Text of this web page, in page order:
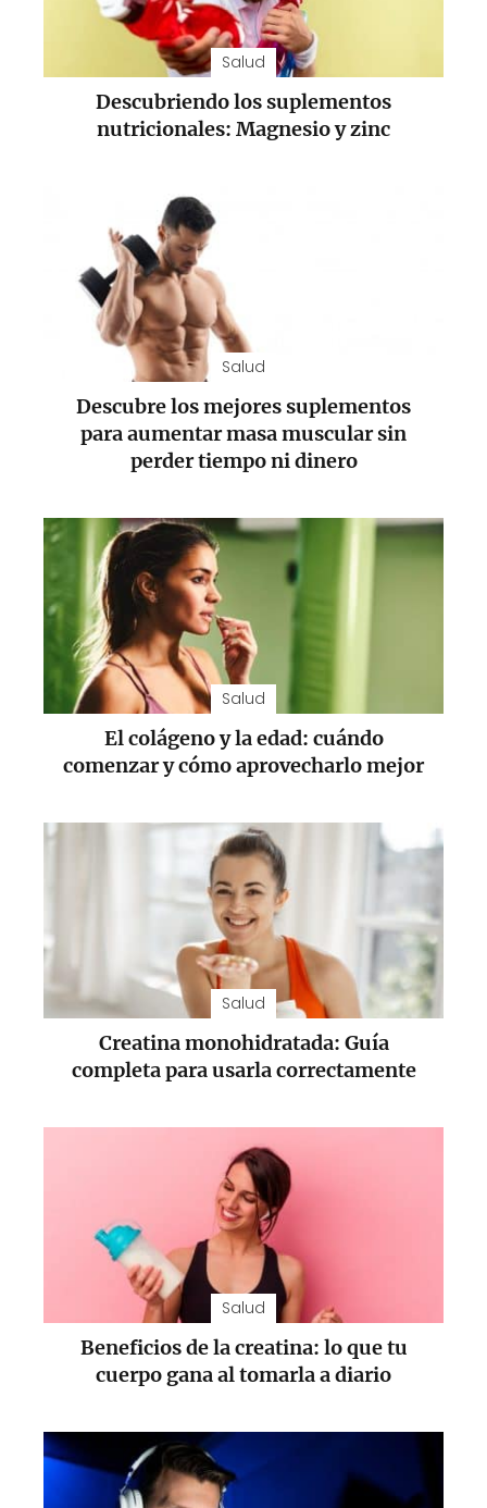
Salud
Descubriendo los suplementos
nutricionales: Magnesio y zinc
Salud
Descubre los mejores suplementos
para aumentar masa muscular sin
perder tiempo ni dinero
Salud
El colágeno y la edad: cuándo
comenzar y cómo aprovecharlo mejor
Salud
Creatina monohidratada: Guía
completa para usarla correctamente
Salud
Beneficios de la creatina: lo que tu
cuerpo gana al tomarla a diario